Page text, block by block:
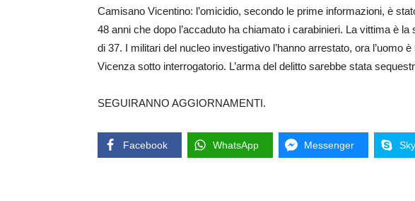
Camisano Vicentino: l’omicidio, secondo le prime informazioni, è
48 anni che dopo l’accaduto ha chiamato i carabinieri. La vittima è
di 37. I militari del nucleo investigativo l’hanno arrestato, ora l’uomo
Vicenza sotto interrogatorio. L’arma del delitto sarebbe stata
SEGUIRANNO AGGIORNAMENTI.
Facebook WhatsApp Messenger